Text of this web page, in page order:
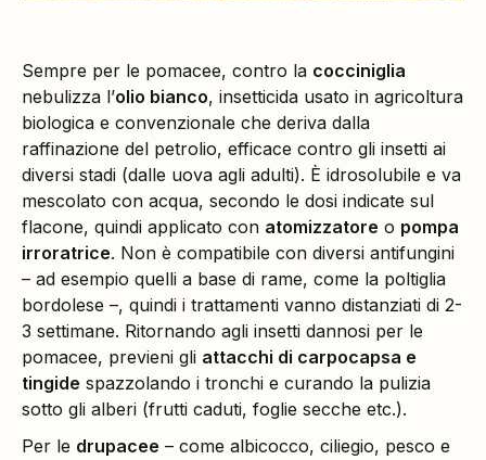
Sempre per le pomacee, contro la cocciniglia
nebulizza l’olio bianco, insetticida usato in agricoltura
biologica e convenzionale che deriva dalla
raffinazione del petrolio, efficace contro gli insetti ai
diversi stadi (dalle uova agli adulti). È idrosolubile e va
mescolato con acqua, secondo le dosi indicate sul
flacone, quindi applicato con atomizzatore o pompa
irroratrice. Non è compatibile con diversi antifungini
– ad esempio quelli a base di rame, come la poltiglia
bordolese –, quindi i trattamenti vanno distanziati di 2-
3 settimane. Ritornando agli insetti dannosi per le
pomacee, previeni gli attacchi di carpocapsa e
tingide spazzolando i tronchi e curando la pulizia
sotto gli alberi (frutti caduti, foglie secche etc.).
Per le drupacee – come albicocco, ciliegio, pesco e